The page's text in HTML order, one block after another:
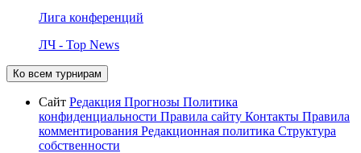
Лига конференций
ЛЧ - Top News
Ко всем турнирам
Сайт Редакция Прогнозы Политика
конфиденциальности Правила сайту Контакты Правила
комментирования Редакционная политика Структура
собственности